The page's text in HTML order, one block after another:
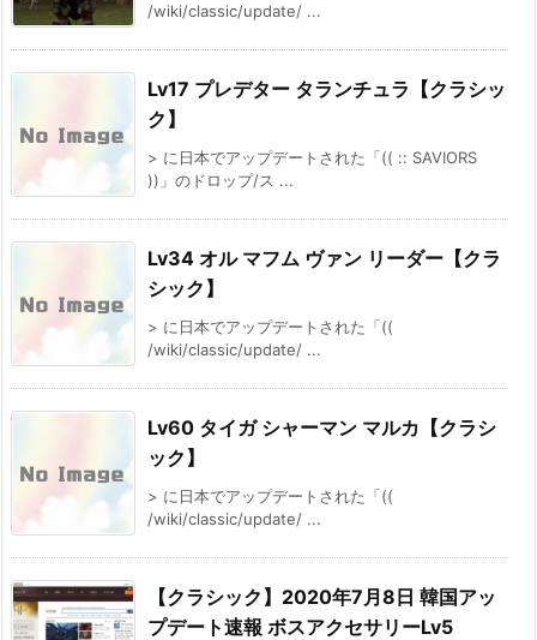
/wiki/classic/update/ ...
Lv17 プレデター タランチュラ【クラシッ
ク】
> に日本でアップデートされた「(( :: SAVIORS
))」のドロップ/ス ...
Lv34 オル マフム ヴァン リーダー【クラ
シック】
> に日本でアップデートされた「((
/wiki/classic/update/ ...
Lv60 タイガ シャーマン マルカ【クラシ
ック】
> に日本でアップデートされた「((
/wiki/classic/update/ ...
【クラシック】2020年7月8日 韓国アッ
プデート速報 ボスアクセサリーLv5